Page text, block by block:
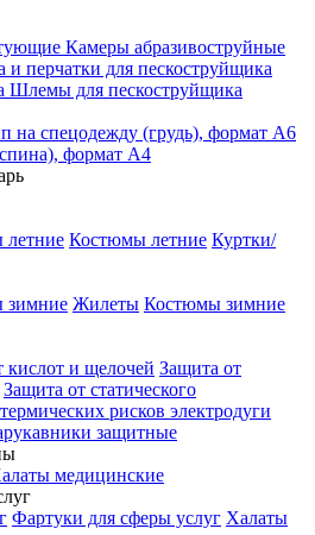
Камеры абразивоструйные
и перчатки для пескоструйщика
Шлемы для пескоструйщика
на спецодежду (грудь), формат А6
формат А4
Костюмы летние Куртки/
зимние Жилеты Костюмы зимние
кислот и щелочей Защита от
Защита от статического
рисков электродуги
защитные
медицинские
Фартуки для сферы услуг Халаты